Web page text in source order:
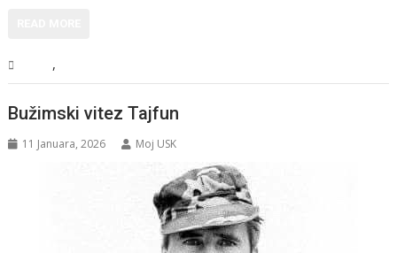
,
Bužimski vitez Tajfun
11 Januara, 2026 Moj USK